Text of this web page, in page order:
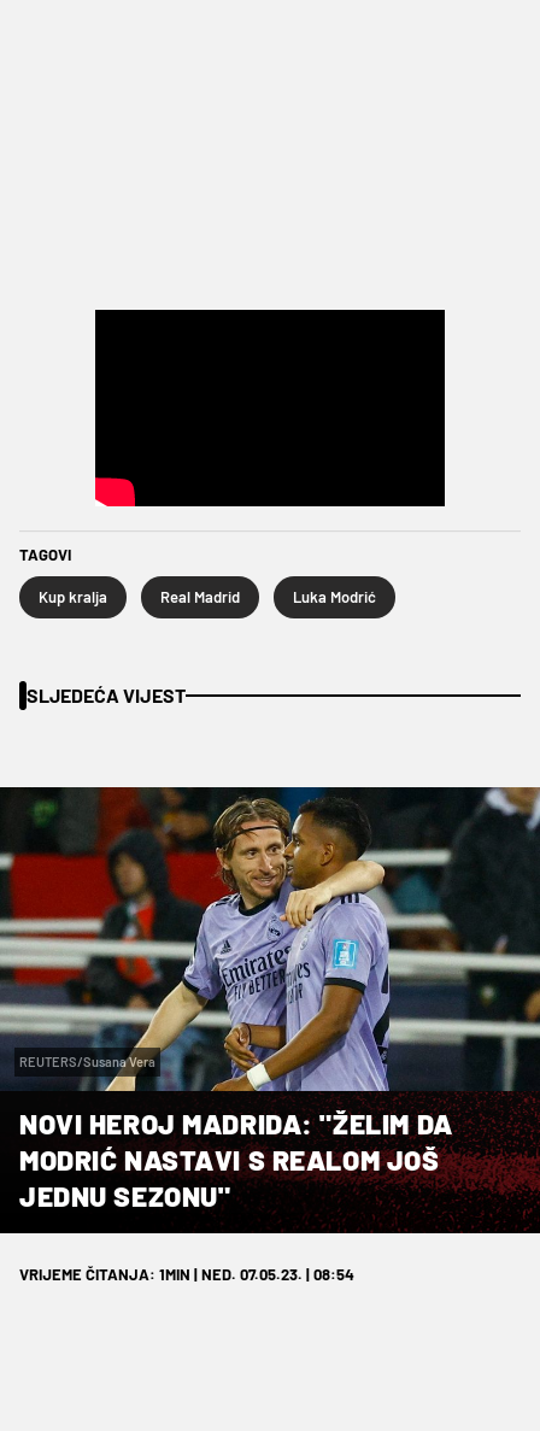
TAGOVI
Kup kralja Real Madrid Luka Modrić
SLJEDEĆA VIJEST
REUTERS/Susana Vera
NOVI HEROJ MADRIDA: "ŽELIM DA
MODRIĆ NASTAVI S REALOM JOŠ
JEDNU SEZONU"
VRIJEME ČITANJA: 1MIN | NED. 07.05.23. | 08:54